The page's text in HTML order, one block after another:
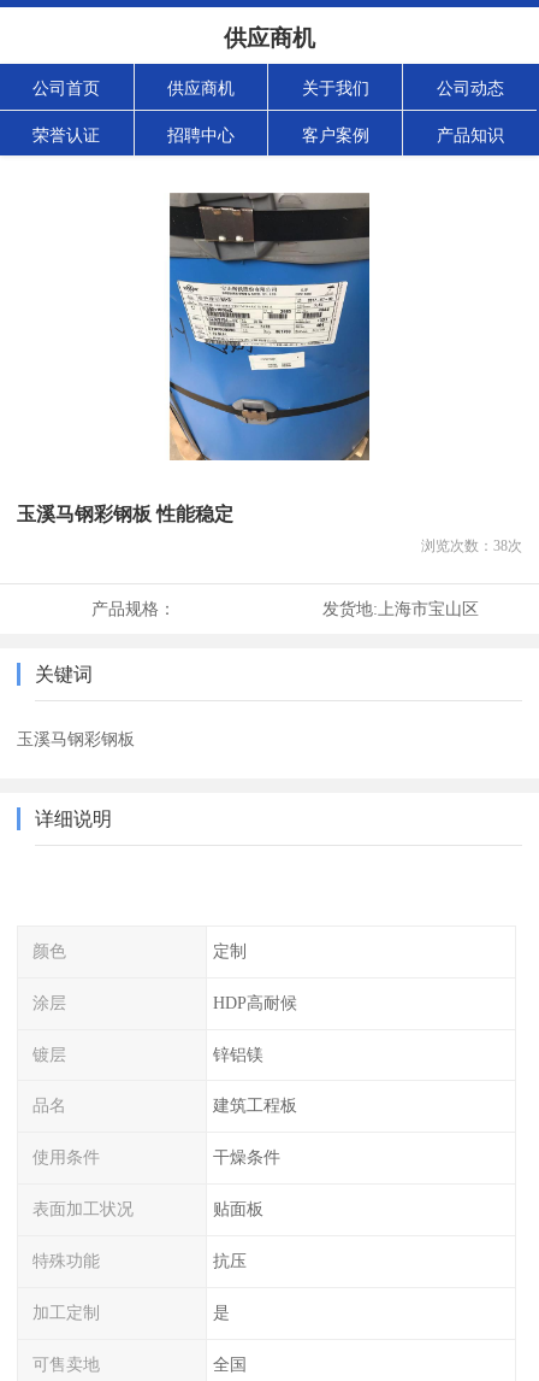
供应商机
公司首页 供应商机 关于我们 公司动态
荣誉认证 招聘中心 客户案例 产品知识
玉溪马钢彩钢板 性能稳定
浏览次数： 38次
产品规格： 发货地: 上海市宝山区
关键词
玉溪马钢彩钢板
详细说明
颜色 定制
涂层 HDP高耐候
镀层 锌铝镁
品名 建筑工程板
使用条件 干燥条件
表面加工状况 贴面板
特殊功能 抗压
加工定制 是
可售卖地 全国